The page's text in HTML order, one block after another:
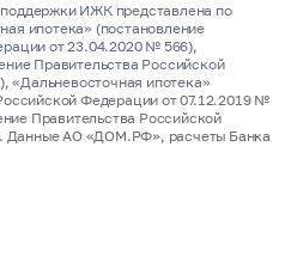
ИЖК представлена по
ипотека» (постановление
от 23.04.2020 № 566),
Правительства Российской
«Дальневосточная ипотека»
Федерации от 07.12.2019 №
Правительства Российской
Данные АО «ДОМ.РФ», расчеты Банка